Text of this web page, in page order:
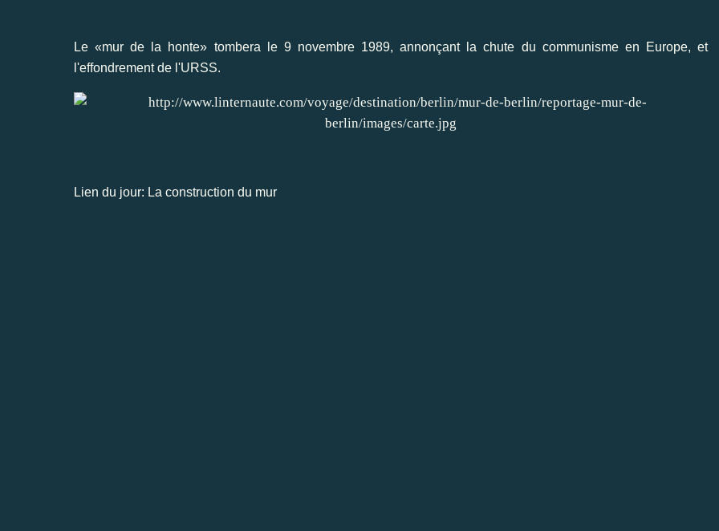
Le «mur de la honte» tombera le 9 novembre 1989, annonçant la chute du communisme en Europe, et
l'effondrement de l'URSS.
Lien du jour: La construction du mur